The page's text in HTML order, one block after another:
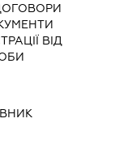
ВІД